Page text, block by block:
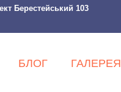
Берестейський 103
БЛОГ ГАЛЕРЕЯ